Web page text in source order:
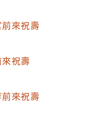
來祝壽
祝壽
來祝壽